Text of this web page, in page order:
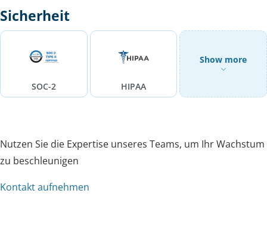
Sicherheit
SOC-2 HIPAA
Show more
Nutzen Sie die Expertise unseres Teams, um Ihr Wachstum
zu beschleunigen
Kontakt aufnehmen